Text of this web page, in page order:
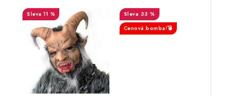
11 %
33 %
Cenová bomba!💣